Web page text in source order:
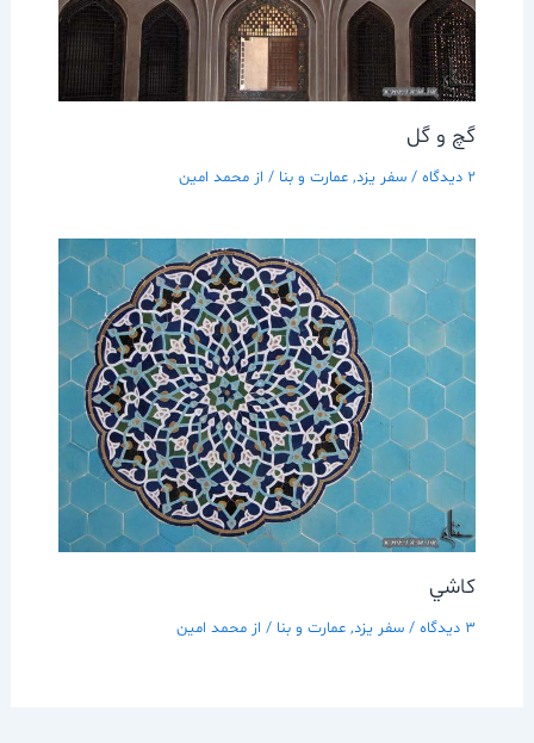
گچ و گل
2 دیدگاه / سفر يزد, عمارت و بنا / از محمد امین
كاشي
3 دیدگاه / سفر يزد, عمارت و بنا / از محمد امین